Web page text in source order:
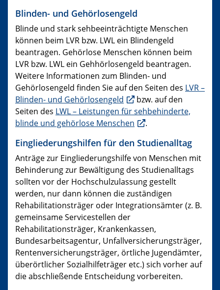
Blinden- und Gehörlosengeld
Blinde und stark sehbeeinträchtigte Menschen
können beim LVR bzw. LWL ein Blindengeld
beantragen. Gehörlose Menschen können beim
LVR bzw. LWL ein Gehhörlosengeld beantragen.
Weitere Informationen zum Blinden- und
Gehörlosengeld finden Sie auf den Seiten des LVR –
Blinden- und Gehörlosengeld
bzw. auf den
Seiten des LWL – Leistungen für sehbehinderte,
blinde und gehörlose Menschen
.
Eingliederungshilfen für den Studienalltag
Anträge zur Eingliederungshilfe von Menschen mit
Behinderung zur Bewältigung des Studienalltags
sollten vor der Hochschulzulassung gestellt
werden, nur dann können die zuständigen
Rehabilitationsträger oder Integrationsämter (z. B.
gemeinsame Servicestellen der
Rehabilitationsträger, Krankenkassen,
Bundesarbeitsagentur, Unfallversicherungsträger,
Rentenversicherungsträger, örtliche Jugendämter,
überörtlicher Sozialhilfeträger etc.) sich vorher auf
die abschließende Entscheidung vorbereiten.